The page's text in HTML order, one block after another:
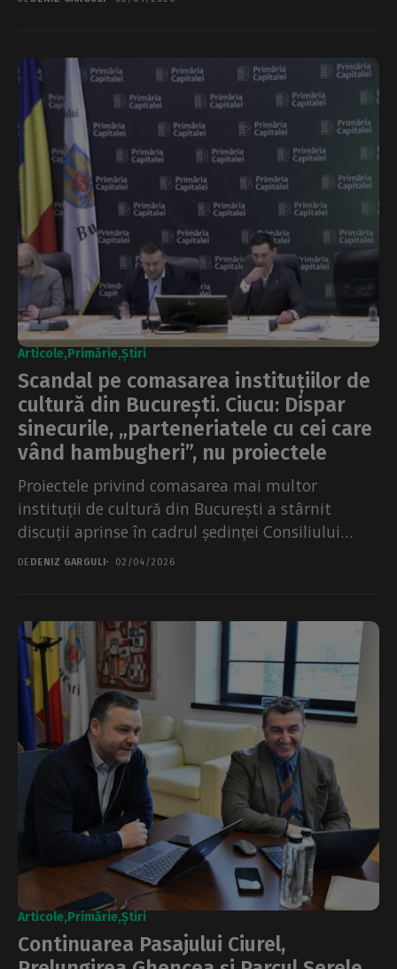
Articole Primărie Știri
Scandal pe comasarea instituțiilor de
cultură din București. Ciucu: Dispar
sinecurile, „parteneriatele cu cei care
vând hambugheri”, nu proiectele
Proiectele privind comasarea mai multor
instituții de cultură din București a stârnit
discuții aprinse în cadrul ședinței Consiliului
General al Municipiului București. Oameni...
DE DENIZ GARGULI 02/04/2026
Articole Primărie Știri
Continuarea Pasajului Ciurel,